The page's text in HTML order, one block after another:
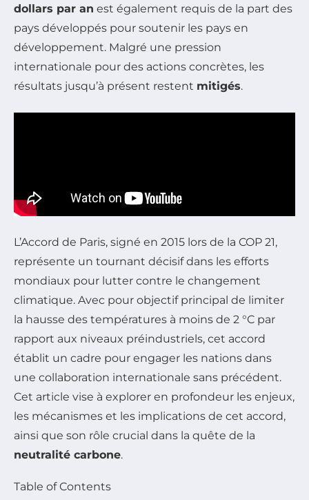
dollars par an est également requis de la part des
pays développés pour soutenir les pays en
développement. Malgré une pression
internationale pour des actions concrètes, les
résultats jusqu’à présent restent mitigés.
L’Accord de Paris, signé en 2015 lors de la COP 21,
représente un tournant décisif dans les efforts
mondiaux pour lutter contre le changement
climatique. Avec pour objectif principal de limiter
la hausse des températures à moins de 2 °C par
rapport aux niveaux préindustriels, cet accord
établit un cadre pour engager les nations dans
une collaboration internationale sans précédent.
Cet article vise à explorer en profondeur les enjeux,
les mécanismes et les implications de cet accord,
ainsi que son rôle crucial dans la quête de la
neutralité carbone.
Table of Contents